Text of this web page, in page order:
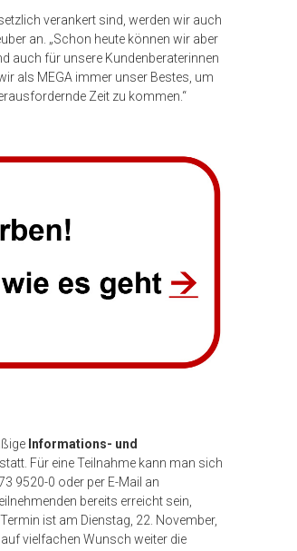
verankert sind, werden wir auch
an. „Schon heute können wir aber
auch für unsere Kundenberaterinnen
als MEGA immer unser Bestes, um
Zeit zu kommen.“
Informations- und
Für eine Teilnahme kann man sich
9520-0 oder per E-Mail an
bereits erreicht sein,
ist am Dienstag, 22. November,
vielfachen Wunsch weiter die